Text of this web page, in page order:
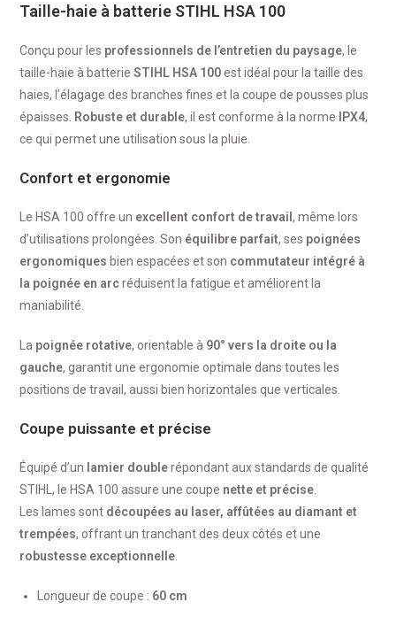
Taille-haie à batterie STIHL HSA 100
Conçu pour les professionnels de l’entretien du paysage, le
taille-haie à batterieSTIHL HSA 100est idéal pour la taille des
haies, l’élagage des branches fines et la coupe de pousses plus
épaisses. Robuste et durable, il est conforme à la norme IPX4,
ce qui permet une utilisation sous la pluie.
Confort et ergonomie
Le HSA 100 offre un excellent confort de travail, même lors
d’utilisations prolongées. Son équilibre parfait, ses poignées
ergonomiques bien espacées et son commutateur intégré à
la poignée en arcréduisent la fatigue et améliorent la
maniabilité.
La poignée rotative, orientable à 90° vers la droite ou la
gauche, garantit une ergonomie optimale dans toutes les
positions de travail, aussi bien horizontales que verticales.
Coupe puissante et précise
Équipé d’un lamier doublerépondant aux standards de qualité
STIHL, le HSA 100 assure une coupe nette et précise
Les lames sont découpées au laser, affûtées au diamant et
trempées, offrant un tranchant des deux côtés et une
robustesse exceptionnelle
Longueur de coupe : 60 cm